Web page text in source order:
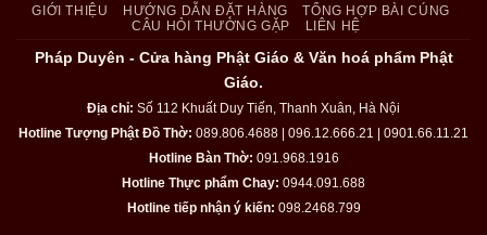
Delivery
GIỚI THIỆU HƯỚNG DẪN ĐẶT HÀNG
TỔNG HỢP BÀI CÚNG
CÂU HỎI THƯỜNG GẶP
LIÊN HỆ
Pháp Duyên - Cửa hàng Phật Giáo & Văn hoá phẩm Phật
Giáo.
Địa chỉ: Số 112 Khuất Duy Tiến, Thanh Xuân, Hà Nội
Hotline Tượng Phật Đồ Thờ: 089.806.4688 | 096.12.666.21 | 0901.66.11.21
Hotline Bàn Thờ: 091.968.1916
Hotline Thực phẩm Chay: 0944.091.688
Hotline tiếp nhận ý kiến: 098.2468.799